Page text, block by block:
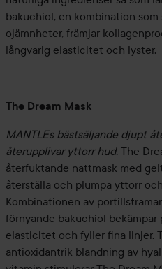
bakuchiol, en kombination
ojämnheter, främjar
långvarig elasticitet och lyster.
The Dream Mask
MANTLEs bästsäljande djupt
återupplivar yttorr hud. The
återfuktande nattmask med
återställa och plumpa yttorr
Kombinationen av
förnyande bakuchiol
elasticitet och fyller fina linjer.
antioxidantrik blandning av